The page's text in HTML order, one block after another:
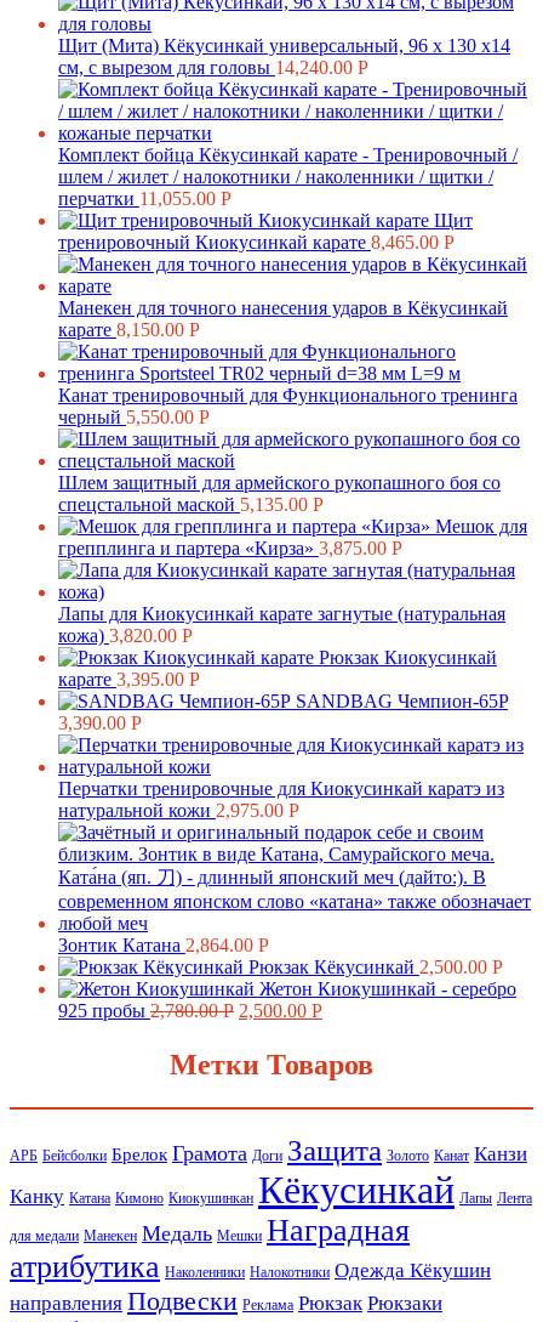
Щит (Мита) Кёкусинкай универсальный, 96 х 130 х14
см, с вырезом для головы 14,240.00 Р
Комплект бойца Кёкусинкай карате - Тренировочный /
шлем / жилет / налокотники / наколенники / щитки /
перчатки 11,055.00 Р
Щит
тренировочный Киокусинкай карате 8,465.00 Р
Манекен для точного нанесения ударов в Кёкусинкай
карате 8,150.00 Р
Канат тренировочный для Функционального тренинга
черный 5,550.00 Р
Шлем защитный для армейского рукопашного боя со
спецстальной маской 5,135.00 Р
Мешок для
грепплинга и партера «Кирза» 3,875.00 Р
Лапы для Киокусинкай карате загнутые (натуральная
кожа) 3,820.00 Р
Рюкзак Киокусинкай
карате 3,395.00 Р
SANDBAG Чемпион-65P
3,390.00 Р
Перчатки тренировочные для Киокуcинкай каратэ из
натуральной кожи 2,975.00 Р
Зонтик Катана 2,864.00 Р
Рюкзак Кёкусинкай 2,500.00 Р
Жетон Киокушинкай - серебро
925 пробы 2,780.00Р 2,500.00 Р
Метки Товаров
АРБ Бейсболки Брелок Грамота Доги Защита Золото Канат Канзи
Канку Катана Кимоно Киокушинкан Кёкусинкай Лапы Лента
для медали Манекен Медаль Мешки Наградная
атрибутика Наколенники Налокотники Одежда Кёкушин
направления Подвески Реклама Рюкзак Рюкзаки